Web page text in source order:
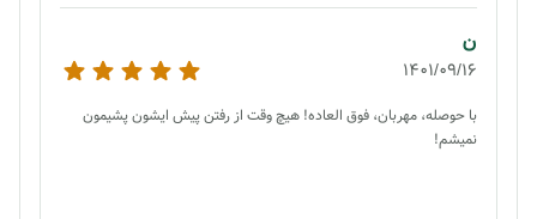
ن
1401/09/16
با حوصله، مهربان، فوق العاده! هیچ وقت از رفتن پیش ایشون پشیمون
نمیشم!